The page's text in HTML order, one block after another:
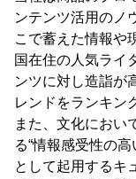
ンテンツ活用のノ
こで蓄えた情報や
国在住の人気ライ
ンツに対し造詣が
レンドをランキン
また、文化におい
る“情報感受性の
として起用するキ